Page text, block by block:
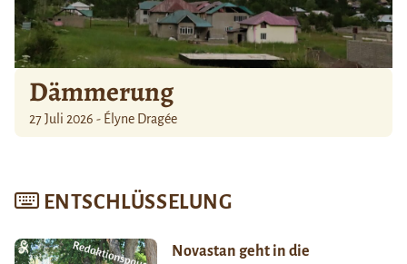
Dämmerung
27 Juli 2026 - Élyne Dragée
ENTSCHLÜSSELUNG
Novastan geht in die